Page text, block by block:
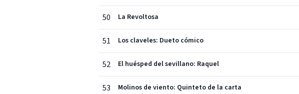
50 La Revoltosa
51 Los claveles: Dueto cómico
52 El huésped del sevillano: Raquel
53 Molinos de viento: Quinteto de la carta